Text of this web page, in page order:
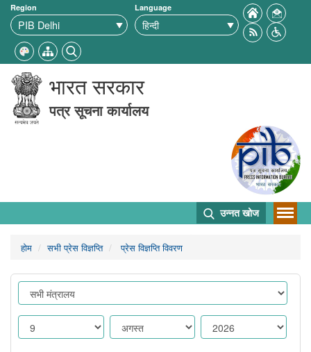
Region Language
भारत सरकार
पत्र सूचना कार्यालय
उन्नत खोज
होम सभी प्रेस विज्ञप्ति प्रेस विज्ञप्ति विवरण